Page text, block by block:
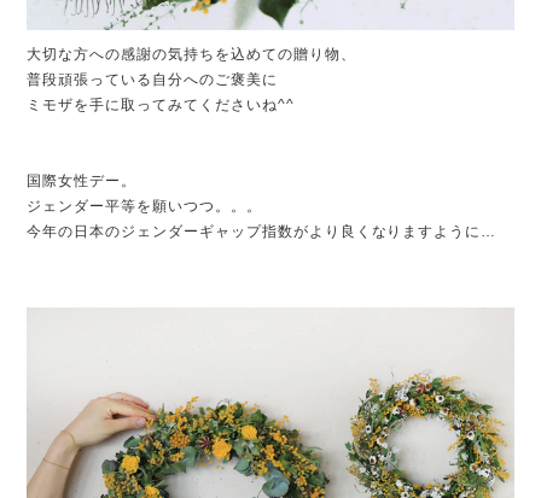
大切な方への感謝の気持ちを込めての贈り物、
普段頑張っている自分へのご褒美に
ミモザを手に取ってみてくださいね^^
国際女性デー。
ジェンダー平等を願いつつ。。。
今年の日本のジェンダーギャップ指数がより良くなりますように…